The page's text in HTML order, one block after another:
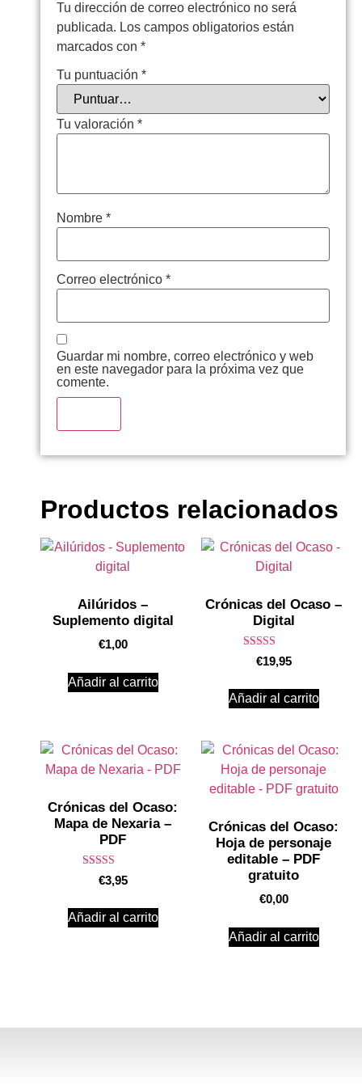
Tu dirección de correo electrónico no será
publicada. Los campos obligatorios están
marcados con *
Tu puntuación *
Tu valoración *
Nombre *
Correo electrónico *
Guardar mi nombre, correo electrónico y web
en este navegador para la próxima vez que
comente.
Productos relacionados
Ailúridos –
Suplemento digital
€1,00
Añadir al carrito
Crónicas del Ocaso –
Digital
Valorado en
5.00
€19,95
Añadir al carrito
Crónicas del Ocaso:
Mapa de Nexaria –
PDF
Valorado en
5.00
€3,95
Añadir al carrito
Crónicas del Ocaso:
Hoja de personaje
editable – PDF
gratuito
€0,00
Añadir al carrito